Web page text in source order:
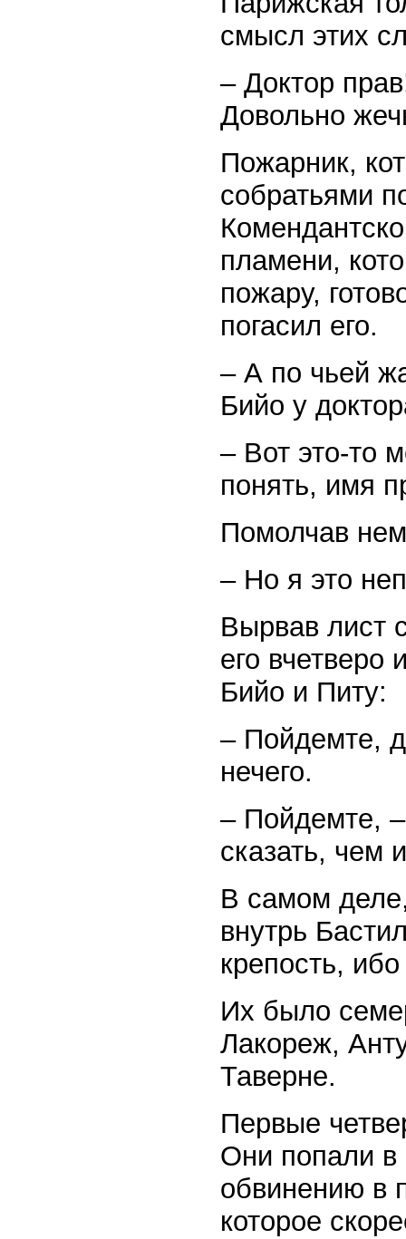
смысл этих
– Доктор
Довольно
Пожарник,
собратьями
пламени,
пожару,
погасил его.
– А по чьей
Бийо у
– Вот это-то
понять, имя
Помолчав
– Но я это
Вырвав лист
его вчетверо
Бийо и Питу:
– Пойдемте,
нечего.
– Пойдемте,
сказать, чем
В самом
внутрь
крепость,
Их было
Лакореж,
Таверне.
Первые
Они попали в
обвинению в
которое